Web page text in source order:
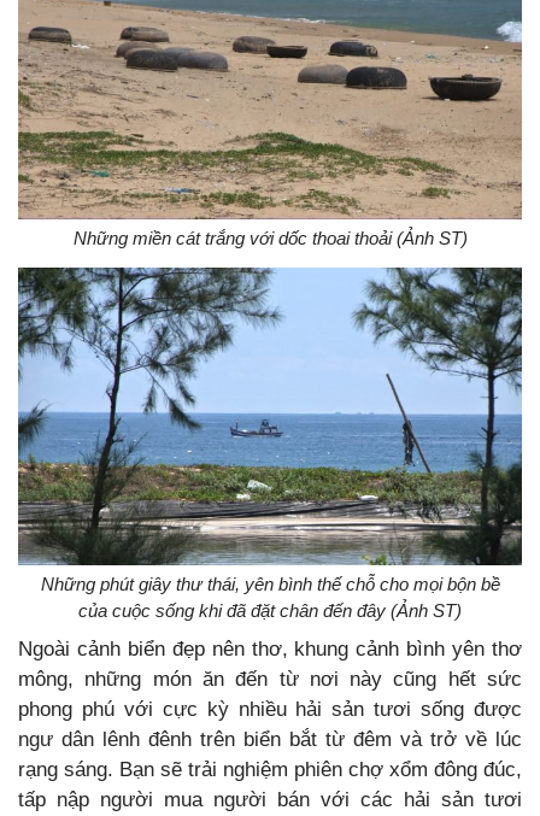
Những miền cát trắng với dốc thoai thoải (Ảnh ST)
Những phút giây thư thái, yên bình thế chỗ cho mọi bộn bề
của cuộc sống khi đã đặt chân đến đây (Ảnh ST)
Ngoài cảnh biển đẹp nên thơ, khung cảnh bình yên thơ
mông, những món ăn đến từ nơi này cũng hết sức
phong phú với cực kỳ nhiều hải sản tươi sống được
ngư dân lênh đênh trên biển bắt từ đêm và trở về lúc
rạng sáng. Bạn sẽ trải nghiệm phiên chợ xổm đông đúc,
tấp nập người mua người bán với các hải sản tươi